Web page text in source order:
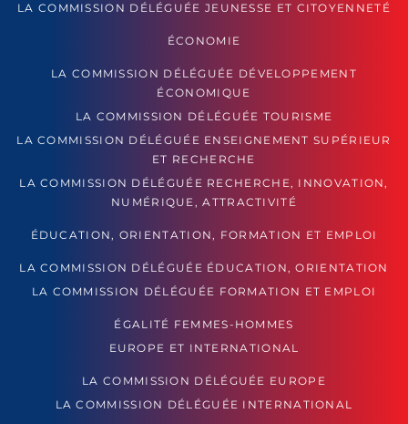
LA COMMISSION DÉLÉGUÉE JEUNESSE ET CITOYENNETÉ
ÉCONOMIE
LA COMMISSION DÉLÉGUÉE DÉVELOPPEMENT
ÉCONOMIQUE
LA COMMISSION DÉLÉGUÉE TOURISME
LA COMMISSION DÉLÉGUÉE ENSEIGNEMENT SUPÉRIEUR
ET RECHERCHE
LA COMMISSION DÉLÉGUÉE RECHERCHE, INNOVATION,
NUMÉRIQUE, ATTRACTIVITÉ
ÉDUCATION, ORIENTATION, FORMATION ET EMPLOI
LA COMMISSION DÉLÉGUÉE ÉDUCATION, ORIENTATION
LA COMMISSION DÉLÉGUÉE FORMATION ET EMPLOI
ÉGALITÉ FEMMES-HOMMES
EUROPE ET INTERNATIONAL
LA COMMISSION DÉLÉGUÉE EUROPE
LA COMMISSION DÉLÉGUÉE INTERNATIONAL